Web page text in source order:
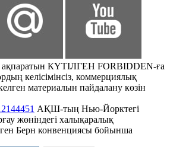
ақпаратын КҮТІЛГЕН FORBIDDEN-ға
келісімінсіз, коммерциялық
материалын пайдалану көзін
АҚШ-тың Нью-Йорктегі
жөніндегі халықаралық
Берн конвенциясы бойынша